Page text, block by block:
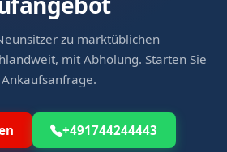
zu marktüblichen
mit Abholung. Starten Sie
+491744244443